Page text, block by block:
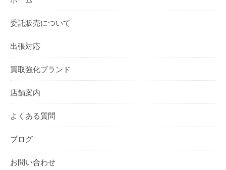
委託販売について
出張対応
買取強化ブランド
店舗案内
よくある質問
ブログ
お問い合わせ